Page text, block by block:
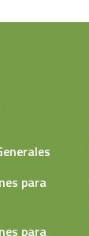
para
para